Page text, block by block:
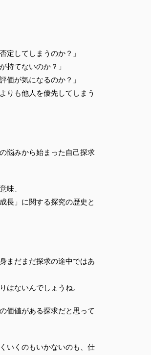
定してしまうのか？」
持てないのか？」
価が気になるのか？」
りも他人を優先してしまう
悩みから始まった自己探求
味、
長」に関する探究の歴史と
まだまだ探求の途中ではあ
はないんでしょうね。
価値がある探求だと思って
いくのもいかないのも、仕